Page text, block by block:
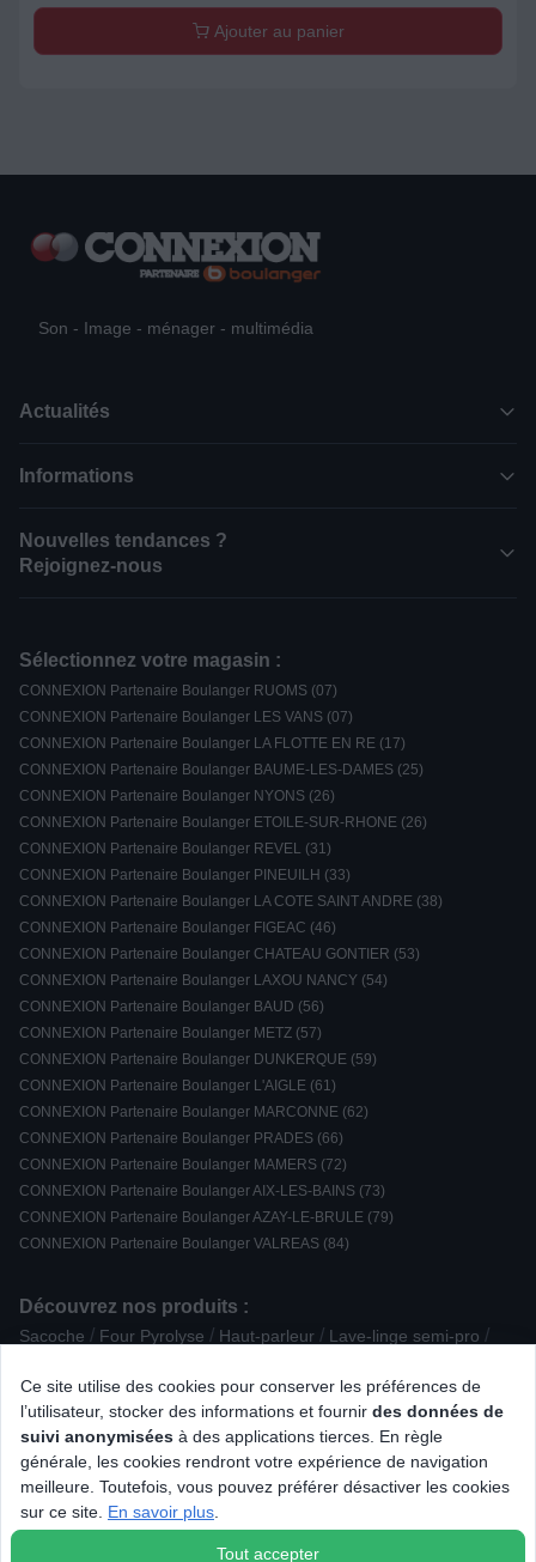
Ajouter au panier
Ce site utilise des cookies pour conserver les préférences de
l’utilisateur, stocker des informations et fournir des données de
suivi anonymisées à des applications tierces. En règle
générale, les cookies rendront votre expérience de navigation
meilleure. Toutefois, vous pouvez préférer désactiver les cookies
sur ce site. En savoir plus
Tout accepter
Son - Image - ménager - multimédia
Actualités
Informations
Nouvelles tendances ?
Rejoignez-nous
Sélectionnez votre magasin :
CONNEXION Partenaire Boulanger RUOMS (07)
CONNEXION Partenaire Boulanger LES VANS (07)
CONNEXION Partenaire Boulanger LA FLOTTE EN RE (17)
CONNEXION Partenaire Boulanger BAUME-LES-DAMES (25)
CONNEXION Partenaire Boulanger NYONS (26)
CONNEXION Partenaire Boulanger ETOILE-SUR-RHONE (26)
CONNEXION Partenaire Boulanger REVEL (31)
CONNEXION Partenaire Boulanger PINEUILH (33)
CONNEXION Partenaire Boulanger LA COTE SAINT ANDRE (38)
CONNEXION Partenaire Boulanger FIGEAC (46)
CONNEXION Partenaire Boulanger CHATEAU GONTIER (53)
CONNEXION Partenaire Boulanger LAXOU NANCY (54)
CONNEXION Partenaire Boulanger BAUD (56)
CONNEXION Partenaire Boulanger METZ (57)
CONNEXION Partenaire Boulanger DUNKERQUE (59)
CONNEXION Partenaire Boulanger L'AIGLE (61)
CONNEXION Partenaire Boulanger MARCONNE (62)
CONNEXION Partenaire Boulanger PRADES (66)
CONNEXION Partenaire Boulanger MAMERS (72)
CONNEXION Partenaire Boulanger AIX-LES-BAINS (73)
CONNEXION Partenaire Boulanger AZAY-LE-BRULE (79)
CONNEXION Partenaire Boulanger VALREAS (84)
Découvrez nos produits :
Sacoche / Four Pyrolyse / Haut-parleur / Lave-linge semi-pro /
/ Mini bar / Fer à repasser / Unité centrale / Micro-ondes gril
Clavier / Accessoire froid / Fondue / Wok / Tajine /
Passerelle Réseau Ventilateur, brasseur d'air /
Aspirateur traîneau sans sac Enceinte Encastrable
Piano de cuisson gaz / Hachoir / râpe
Réfrigérateur avec freezer / Blender / Batteur